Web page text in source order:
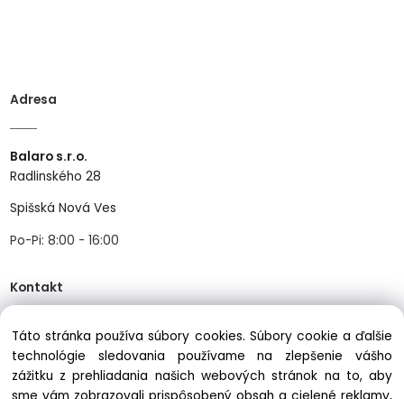
Adresa
Balaro s.r.o.
Radlinského 28
Spišská Nová Ves
Po-Pi: 8:00 - 16:00
Kontakt
Tel:+421534466489
Mail:info@balastav.sk
Táto stránka používa súbory cookies. Súbory cookie a ďalšie
technológie sledovania používame na zlepšenie vášho
zážitku z prehliadania našich webových stránok na to, aby